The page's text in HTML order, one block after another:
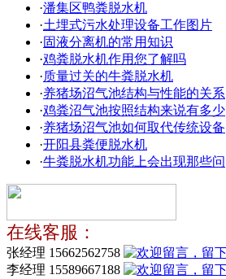
·潘集区鸭粪脱水机
·土埋式污水处理设备工作图片
·固液分离机的常用知识
·鸡粪脱水机作用您了解吗
·质量过关的牛粪脱水机
·养猪场沼气池结构与性能的关系
·鸡粪沼气池按照结构来说有多少
·养猪场沼气池如何取代传统设备
·开阳县粪便脱水机
·牛粪脱水机功能上会出现那些问
在线客服：
张经理 15662562758
李经理 15589667188